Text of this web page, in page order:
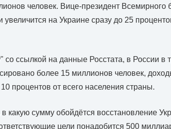
человек. Вице-президент Всемирного
на Украине сразу до 25
со ссылкой на данные Росстата, в России в
более 15 миллионов человек,
процентов от всего населения страны.
какую сумму обойдётся восстановление
цели понадобится 500